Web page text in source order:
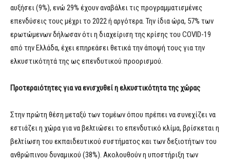
αυξήσει (9%), ενώ 29% έχουν αναβάλει τις προγραμματισμένες
επενδύσεις τους μέχρι το 2022 ή αργότερα. Την ίδια ώρα, 57% των
ερωτώμενων δήλωσαν ότι η διαχείριση της κρίσης του COVID-19
από την Ελλάδα, έχει επηρεάσει θετικά την άποψή τους για την
ελκυστικότητά της ως επενδυτικού προορισμού.
Προτεραιότητες για να ενισχυθεί η ελκυστικότητα της χώρας
Στην πρώτη θέση μεταξύ των τομέων όπου πρέπει να συνεχίζει να
εστιάζει η χώρα για να βελτιώσει το επενδυτικό κλίμα, βρίσκεται η
βελτίωση του εκπαιδευτικού συστήματος και των δεξιοτήτων του
ανθρώπινου δυναμικού (38%). Ακολουθούν η υποστήριξη των